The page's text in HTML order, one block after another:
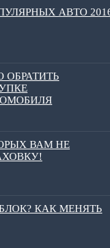
АВТО
ВАМ НЕ
КАК МЕНЯТЬ